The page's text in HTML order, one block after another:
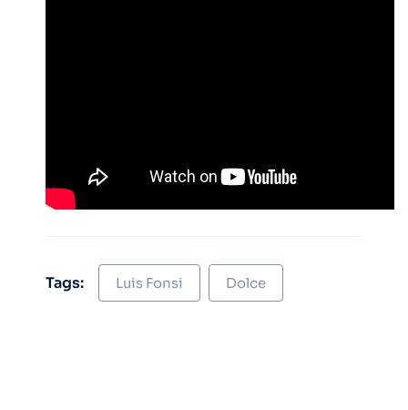
Tags: Luis Fonsi Dolce